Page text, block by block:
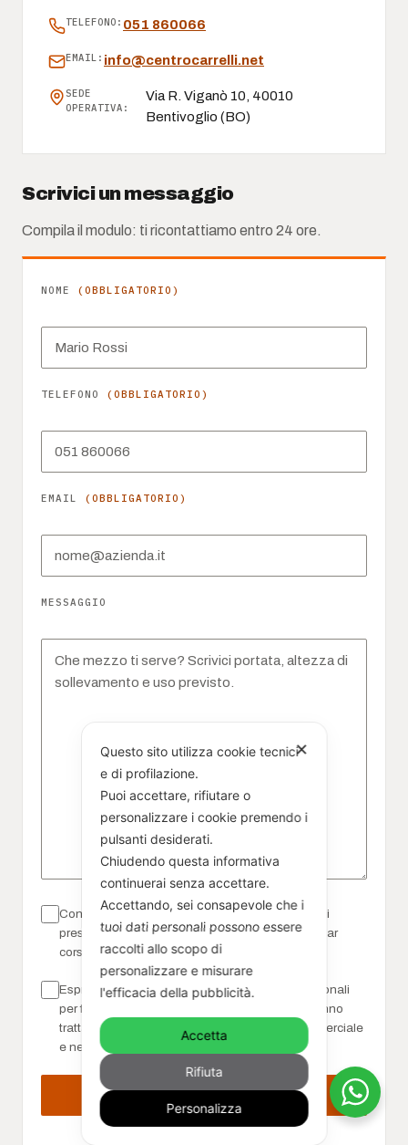
TELEFONO: 051 860066
EMAIL: info@centrocarrelli.net
SEDE
OPERATIVA:
Via R. Viganò 10, 40010
Bentivoglio (BO)
Scrivici un messaggio
Compila il modulo: ti ricontattiamo entro 24 ore.
NOME (OBBLIGATORIO)
TELEFONO (OBBLIGATORIO)
EMAIL (OBBLIGATORIO)
MESSAGGIO
Confermo di aver letto l'informativa privacy
e di
prestare il consenso al trattamento dei dati per dar
corso alla richiesta
Esprimo il consenso al trattamento dei dati personali
per finalità informative e di marketing. I dati saranno
trattati per attività di natura promozionale, commerciale
e newsletter inviata via e-mail.
✕
Questo sito utilizza cookie tecnici
e di profilazione.
Puoi accettare, rifiutare o
personalizzare i cookie premendo i
pulsanti desiderati.
Chiudendo questa informativa
continuerai senza accettare.
Accettando, sei consapevole che i
tuoi dati personali possono essere
raccolti allo scopo di
personalizzare e misurare
l'efficacia della pubblicità.
Accetta
Rifiuta
Personalizza